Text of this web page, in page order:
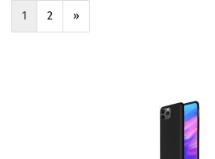
1 2 »